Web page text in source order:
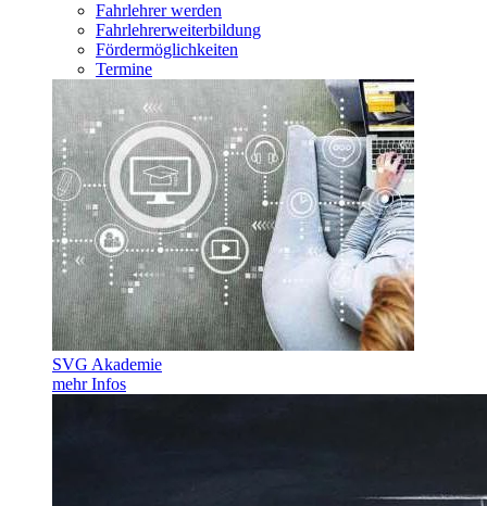
Fahrlehrer werden
Fahrlehrerweiterbildung
Fördermöglichkeiten
Termine
SVG Akademie
mehr Infos